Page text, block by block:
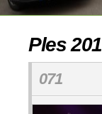
Ples
071